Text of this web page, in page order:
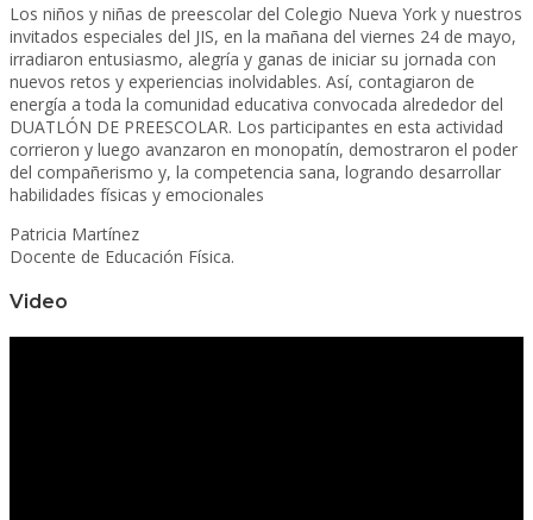
Los niños y niñas de preescolar del Colegio Nueva York y nuestros
invitados especiales del JIS, en la mañana del viernes 24 de mayo,
irradiaron entusiasmo, alegría y ganas de iniciar su jornada con
nuevos retos y experiencias inolvidables. Así, contagiaron de
energía a toda la comunidad educativa convocada alrededor del
DUATLÓN DE PREESCOLAR. Los participantes en esta actividad
corrieron y luego avanzaron en monopatín, demostraron el poder
del compañerismo y, la competencia sana, logrando desarrollar
habilidades físicas y emocionales
Patricia Martínez
Docente de Educación Física.
Video